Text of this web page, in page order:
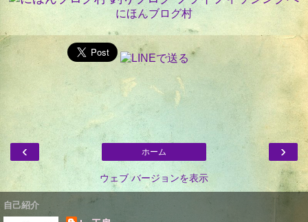
にほんブログ村
‹ ›
ホーム
ウェブ バージョンを表示
自己紹介